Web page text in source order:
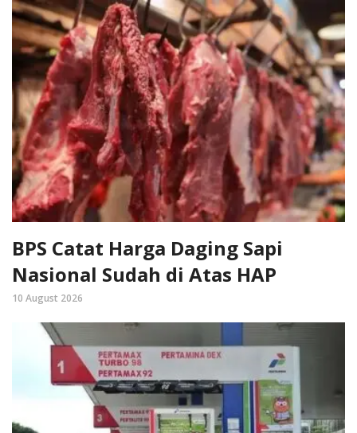
BPS Catat Harga Daging Sapi
Nasional Sudah di Atas HAP
10 August 2026